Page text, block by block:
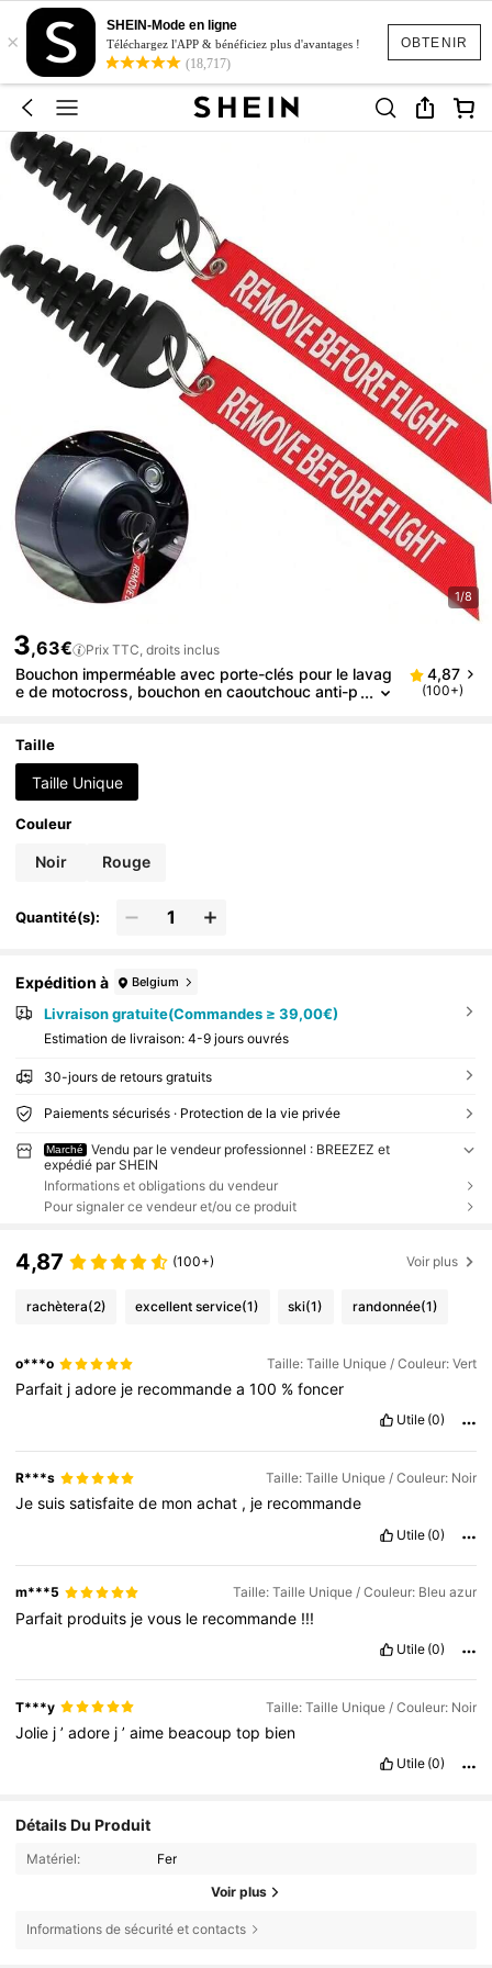
OBTENIR
×
SHEIN-Mode en ligne
Téléchargez l'APP & bénéficiez plus d'avantages !
(18,717)
1/8
3,63€ Prix TTC, droits inclus
Bouchon imperméable avec porte-clés pour le lavag
e de motocross, bouchon en caoutchouc anti-p
4,87
(100+)
Taille
Taille Unique
Couleur
Noir Rouge
Quantité(s):
Expédition à Belgium
Livraison gratuite(Commandes ≥ 39,00€)
Estimation de livraison: 4-9 jours ouvrés
30-jours de retours gratuits
Paiements sécurisés · Protection de la vie privée
Marché
Vendu par le vendeur professionnel : BREEZEZ et
expédié par SHEIN
Informations et obligations du vendeur
Pour signaler ce vendeur et/ou ce produit
4,87 (100+) Voir plus
rachètera(2) excellent service(1) ski(1) randonnée(1)
o***o Taille: Taille Unique / Couleur: Vert
Parfait jadore je recommandea100 %foncer
Utile (0)
R***s Taille: Taille Unique / Couleur: Noir
Jesuissatisfaitede monachat , je recommande
Utile (0)
m***5 Taille: Taille Unique / Couleur: Bleu azur
Parfait produits jevous le recommande !!!
Utile (0)
T***y Taille: Taille Unique / Couleur: Noir
Jolie j’adore j’aime beacouptop bien
Utile (0)
Détails Du Produit
Matériel: Fer
Voir plus
Informations de sécurité et contacts